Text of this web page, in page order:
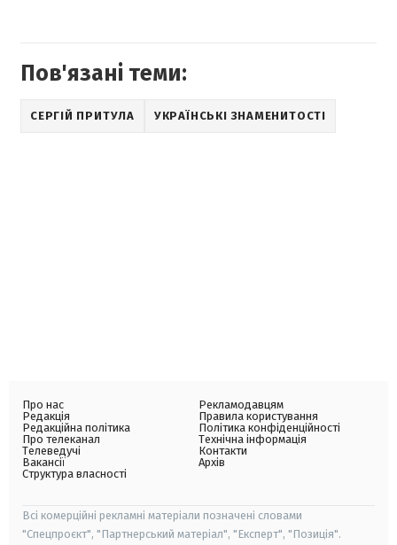
Пов'язані теми:
СЕРГІЙ ПРИТУЛА УКРАЇНСЬКІ ЗНАМЕНИТОСТІ
Про нас
Редакція
Редакційна політика
Про телеканал
Телеведучі
Вакансії
Структура власності
Рекламодавцям
Правила користування
Політика конфіденційності
Технічна інформація
Контакти
Архів
Всі комерційні рекламні матеріали позначені словами
"Спецпроєкт", "Партнерський матеріал", "Експерт", "Позиція".